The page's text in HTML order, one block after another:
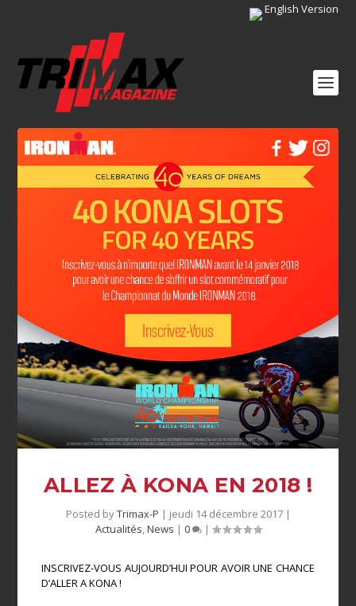
English Version
ALLEZ À KONA EN 2018 !
Posted byTrimax-P | jeudi 14 décembre 2017|
Actualités,News | 0 |
INSCRIVEZ-VOUS AUJOURD’HUI POUR AVOIR UNE CHANCE
D’ALLER A KONA !